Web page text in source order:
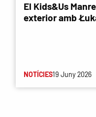
El Kids&Us
exterior amb
NOTÍCIES19 Juny 2026